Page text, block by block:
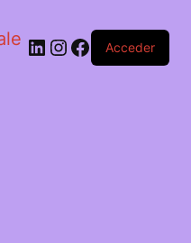
LinkedIn
Instagram
Facebook
Acceder